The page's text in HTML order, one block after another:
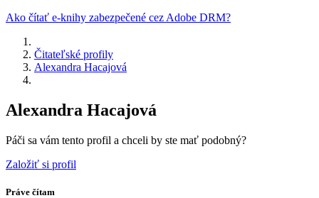
Ako čítať e-knihy zabezpečené cez Adobe DRM?
Čitateľské profily
Alexandra Hacajová
Alexandra Hacajová
Páči sa vám tento profil a chceli by ste mať podobný?
Založiť si profil
Práve čítam